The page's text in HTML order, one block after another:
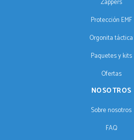
Zappers
Protección EMF
Orgonita táctica
Paquetes y kits
Ofertas
NOSOTROS
Sobre nosotros
FAQ